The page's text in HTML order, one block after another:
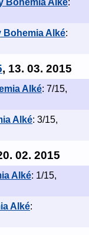
Bohemia Alké:
Bohemia Alké:
, 13. 03. 2015
Alké: 7/15,
Alké: 3/15,
02. 2015
Alké: 1/15,
Alké: